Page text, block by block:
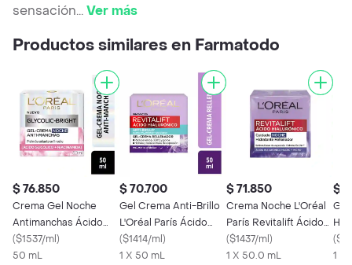
sensación...Ver más
Productos similares en Farmatodo
$ 76.850
Crema Gel Noche
Antimanchas Ácido
Glicólico LOréal Paris
50 mL
($1537/ml)
50 mL
$ 70.700
Gel Crema Anti-Brillo
L'Oréal París Ácido
Hialurónico
($1414/ml)
1 X 50 mL
$ 71.850
Crema Noche L'Oréal
París Revitalift Ácido
Hialurónico
($1437/ml)
1 X 50.0 mL
$
Gel
(
1 X